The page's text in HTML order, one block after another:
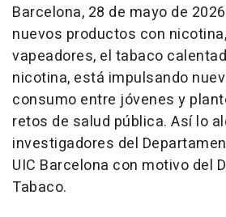
Barcelona, 28 de mayo de
nuevos productos con
vapeadores, el tabaco
nicotina, está impulsando
consumo entre jóvenes y
retos de salud pública. Así lo
investigadores del
UIC Barcelona con motivo del
Tabaco.